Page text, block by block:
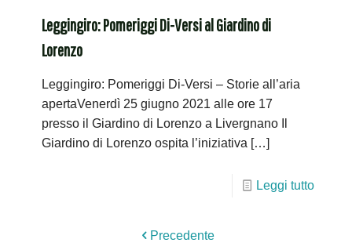
Leggingiro: Pomeriggi Di-Versi al Giardino di
Lorenzo
Leggingiro: Pomeriggi Di-Versi – Storie all’aria
apertaVenerdì 25 giugno 2021 alle ore 17
presso il Giardino di Lorenzo a Livergnano Il
Giardino di Lorenzo ospita l’iniziativa […]
Leggi tutto
Precedente